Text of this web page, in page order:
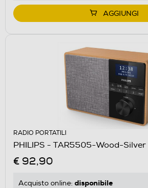
AGGIUNGI
RADIO PORTATILI
PHILIPS - TAR5505-Wood-Silver
€ 92,90
Acquisto online: disponibile